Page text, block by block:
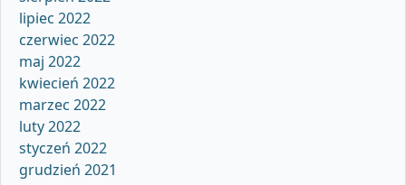
lipiec 2022
czerwiec 2022
maj 2022
kwiecień 2022
marzec 2022
luty 2022
styczeń 2022
grudzień 2021